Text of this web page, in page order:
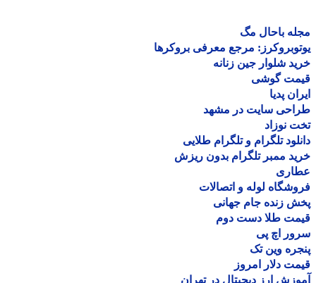
باحال مگ
مرجع معرفی بروکرها
شلوار جین زنانه
گوشی
پدیا
سایت در مشهد
نوزاد
تلگرام و تلگرام طلایی
ممبر تلگرام بدون ریزش
لوله و اتصالات
زنده جام جهانی
طلا دست دوم
اچ پی
وین تک
دلار امروز
ارز دیجیتال در تهران